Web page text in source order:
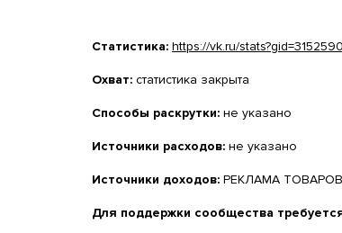
Статистика: https://vk.ru/
Охват: статистика закрыта
Способы раскрутки: не указано
Источники расходов: не указано
Источники доходов: РЕКЛАМА
Для поддержки сообщества